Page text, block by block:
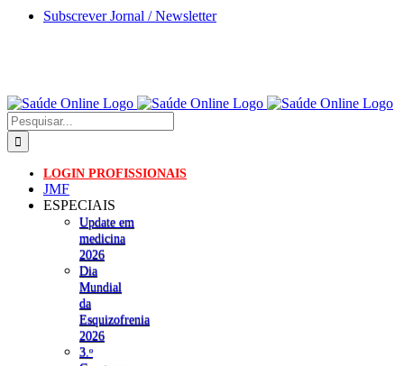
Skip
Subscrever Jornal / Newsletter
Pesquisar
LOGIN PROFISSIONAIS
JMF
ESPECIAIS
Update em
medicina
2026
Dia
Mundial
da
Esquizofrenia
2026
3.ᵒ